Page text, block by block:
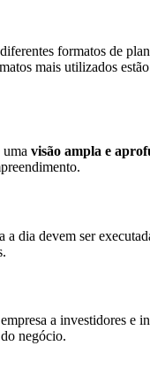
formatos de
mais utilizados
uma visão ampla e
a dia devem ser
a investidores e
negócio.